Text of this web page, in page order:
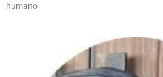
humano